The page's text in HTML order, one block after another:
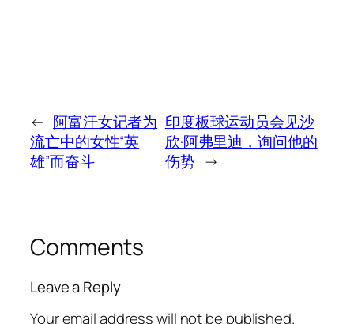
← 阿富汗女记者为
流亡中的女性“英
雄”而奋斗
印度板球运动员会见沙
欣·阿弗里迪，询问他的
伤势 →
Comments
Leave a Reply
Your email address will not be published.